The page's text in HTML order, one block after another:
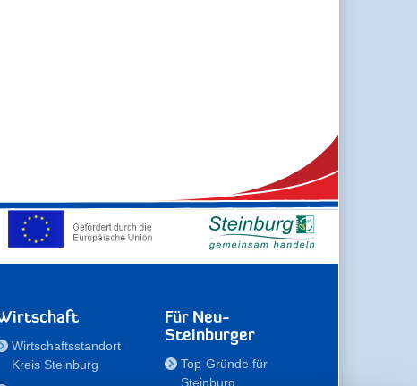
Wirtschaftsstandort
Kreis Steinburg
Für Neu-
Steinburger
Top-Gründe für
Steinburg